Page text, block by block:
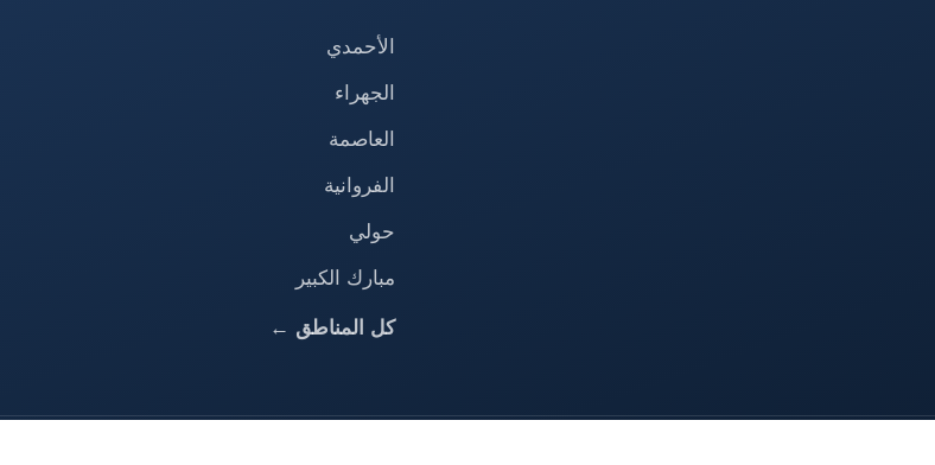
الأحمدي
الجهراء
العاصمة
الفروانية
حولي
مبارك الكبير
كل المناطق ←